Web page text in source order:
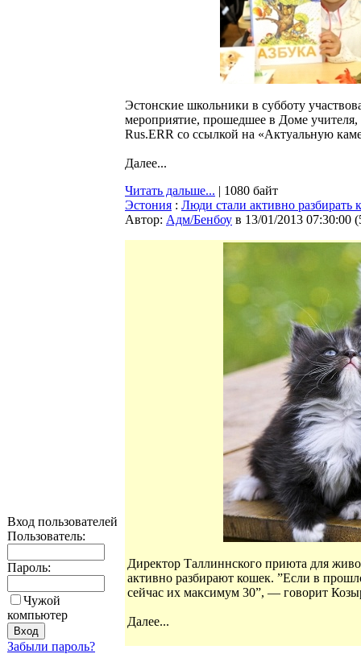
Вход пользователей
Пользователь:
Пароль:
Чужой
компьютер
Забыли пароль?
Эстонские школьники в субботу
мероприятие, прошедшее в Доме учителя,
Rus.ERR со ссылкой на «Актуальную
Далее...
Читать дальше... | 1080 байт
Эстония : Люди стали активно
Автор: Адм/Бенбоу в 13/01/2013 07:30:00 (
Директор Таллиннского приюта для
активно разбирают кошек. ”Если в
сейчас их максимум 30”, — говорит
Далее...